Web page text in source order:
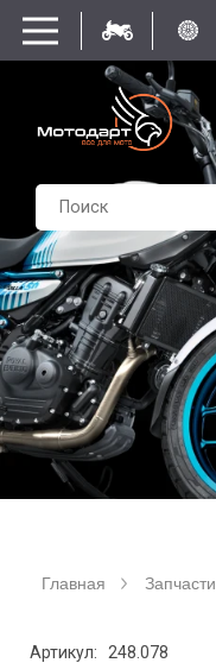
Главная Запчасти
Артикул: 248.078